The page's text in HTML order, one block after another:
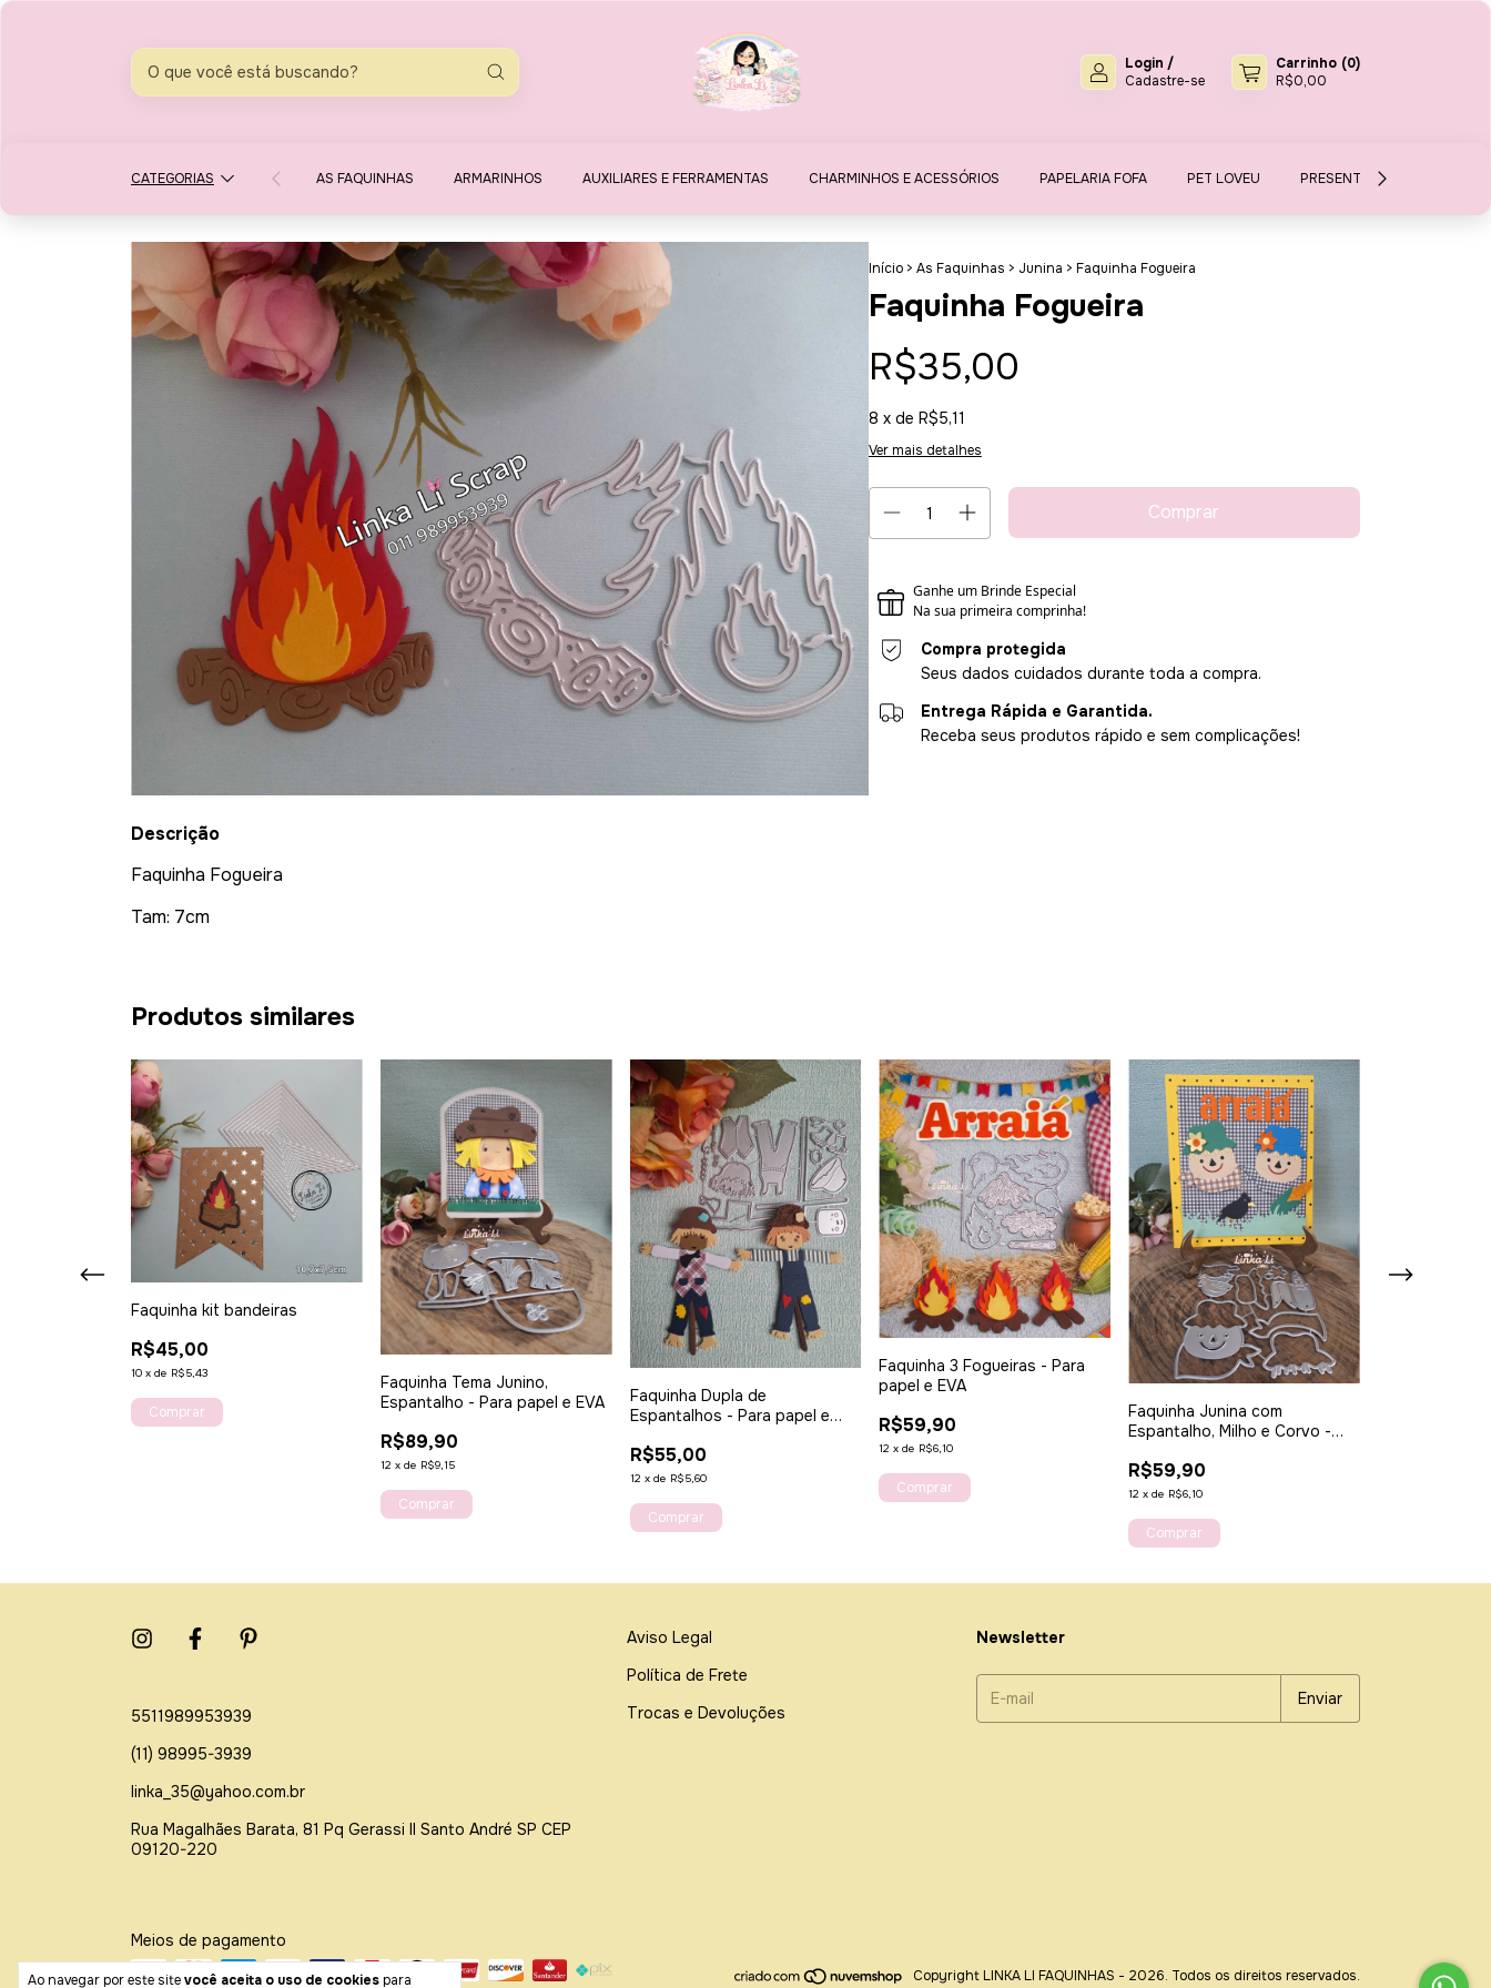
Login /
Cadastre-se
Carrinho (0)
R$0,00
CATEGORIAS AS FAQUINHAS ARMARINHOS AUXILIARES E FERRAMENTAS CHARMINHOS E ACESSÓRIOS PAPELARIA FOFA PET LOVEU PRESENTES E MIMOS
Ao navegar por este sitevocê aceita o uso de cookiespara
Início > As Faquinhas > Junina > Faquinha Fogueira
Faquinha Fogueira
R$35,00
8 x de R$5,11
Ver mais detalhes
Compra protegida
Seus dados cuidados durante toda a compra.
Entrega Rápida e Garantida.
Receba seus produtos rápido e sem complicações!
Descrição
Faquinha Fogueira
Tam: 7cm
Produtos similares
Faquinha kit bandeiras
R$45,00
10 x de R$5,43
Faquinha Tema Junino,
Espantalho - Para papel e EVA
R$89,90
12 x de R$9,15
Faquinha Dupla de
Espantalhos - Para papel e
R$55,00
12 x de R$5,60
Faquinha 3 Fogueiras - Para
papel e EVA
R$59,90
12 xde R$6,10
Faquinha Junina com
Espantalho, Milho e Corvo -
R$59,90
12 xde R$6,10
5511989953939
(11) 98995-3939
linka_35@yahoo.com.br
Rua Magalhães Barata, 81 Pq Gerassi ll Santo André SP CEP
09120-220
Aviso Legal
Política de Frete
Trocas e Devoluções
Newsletter
Meios de pagamento
Copyright LINKA LI FAQUINHAS - 2026. Todos os direitos reservados.